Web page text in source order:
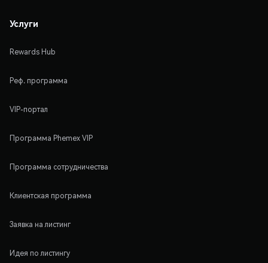
Услуги
Rewards Hub
Реф. программа
VIP-портал
Программа Phemex VIP
Программа сотрудничества
Клиентская программа
Заявка на листинг
Идея по листингу